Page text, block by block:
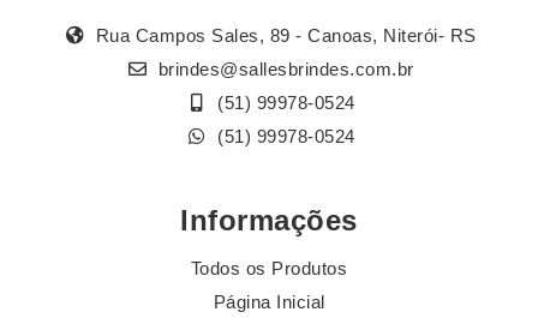
Rua Campos Sales, 89 - Canoas, Niterói- RS
brindes@sallesbrindes.com.br
(51) 99978-0524
(51) 99978-0524
Informações
Todos os Produtos
Página Inicial